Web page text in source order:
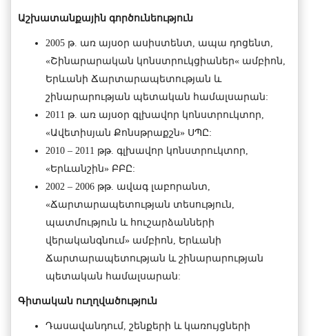
Աշխատանքային գործունեություն
2005 թ. առ այսօր ասիստենտ, ապա դոցենտ,
«Շինարարական կոնստրուկցիաներ« ամբիոն,
Երևանի Ճարտարապետության և
շինարարության պետական համալսարան:
2011 թ. առ այսօր գլխավոր կոնստրուկտոր,
«Ավետիսյան Քոնսթրաքշն» ՍՊԸ:
2010 – 2011 թթ. գլխավոր կոնստրուկտոր,
«Երևանշին» ԲԲԸ:
2002 – 2006 թթ. ավագ լաբորանտ,
«Ճարտարապետության տեսություն,
պատմություն և հուշարձանների
վերականգնում» ամբիոն, Երևանի
Ճարտարապետության և շինարարության
պետական համալսարան:
Գիտական ուղղվածություն
Դասավանդում, շենքերի և կառույցների